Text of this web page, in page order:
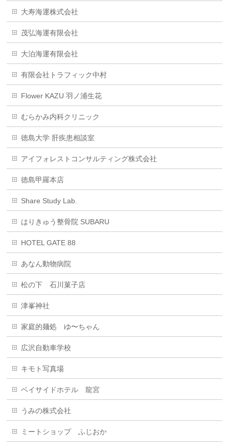
大寿海運株式会社
茂弘海運有限会社
大泊海運有限会社
有限会社トラフィック中村
Flower KAZU 羽ノ浦生花
むらかみ内科クリニック
徳島大学 肝疾患相談室
アイフォレストコンサルティング株式会社
徳島甲羅本店
Share Study Lab.
はりきゅう整骨院 SUBARU
HOTEL GATE 88
あなん動物病院
松の下 石川菓子店
津峯神社
家庭的麺処 ゆ〜ちゃん
広沢自動車学校
キモト写真場
ベイサイドホテル 龍宮
うみの株式会社
ミートショップ ふじおか